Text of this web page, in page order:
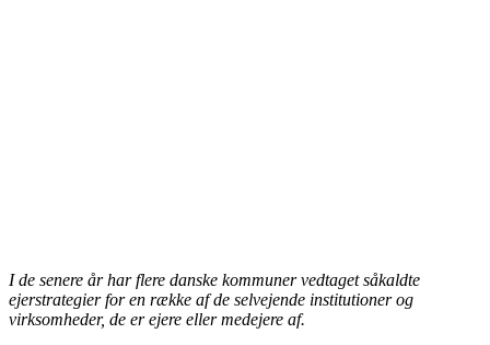
I de senere år har flere danske kommuner vedtaget såkaldte
ejerstrategier for en række af de selvejende institutioner og
virksomheder, de er ejere eller medejere af.